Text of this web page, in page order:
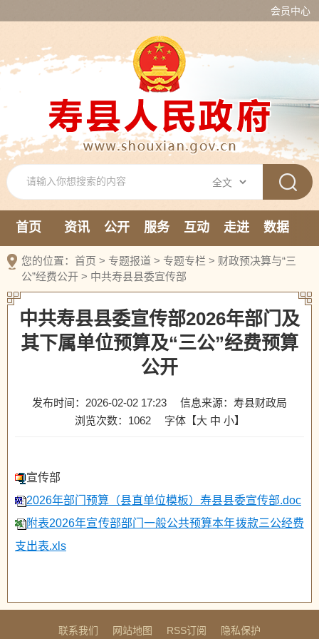
会员中心
首页 资讯 公开 服务 互动 走进
数据
新媒体
您的位置： 首页 > 专题报道 > 专题专栏 > 财政预决算与“三
公”经费公开 > 中共寿县县委宣传部
中共寿县县委宣传部2026年部门及
其下属单位预算及“三公”经费预算
公开
发布时间：2026-02-02 17:23
信息来源：寿县财政局
浏览次数： 1062 字体【大 中 小】
宣传部
2026年部门预算（县直单位模板）寿县县委宣传部.doc
附表2026年宣传部部门一般公共预算本年拨款三公经费
支出表.xls
联系我们 网站地图 RSS订阅 隐私保护